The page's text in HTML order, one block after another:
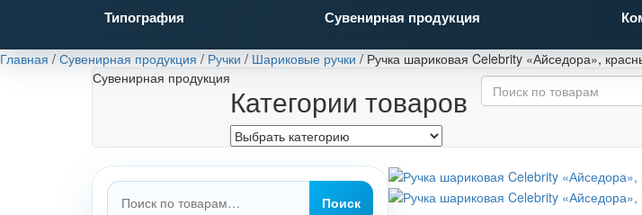
Типография Сувенирная продукция
Главная / Сувенирная продукция / Ручки / Шариковые ручки / Ручка шариковая Celebrity «Айседора»,
Сувенирная продукция
Категории товаров
Искать:
Поиск